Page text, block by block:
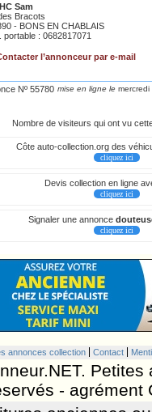
Sam
Bracots
- BONS EN CHABLAIS
portable : 0682817071
l’annonceur par e-mail
Nº 55780 mise en ligne le
Nombre de visiteurs qui ont vu
Côte auto-collection.org des
cliquez ici
Devis collection en ligne
cliquez ici
Signaler une annonce
cliquez ici
annonces collection Contact
- agrément